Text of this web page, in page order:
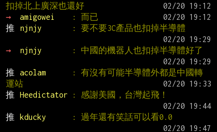
扣掉北上廣深也還好
→
amigowei : 而已
推
njnjy
: 要不要3C產品也扣掉半導體
→
njnjy
: 中國的機器人也扣掉半導體好了
推
acolam
: 有沒有可能半導體外都是中國轉
運站
推
Heedictator
: 感謝美國，台灣起飛！
推
kducky
: 過年還有笑話可以看0.0